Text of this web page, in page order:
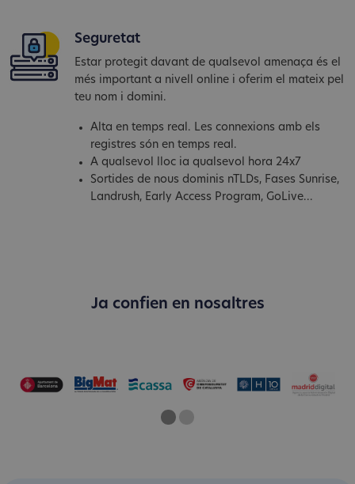
Seguretat
Estar protegit davant de qualsevol amenaça és el
més important a nivell online i oferim el mateix pel
teu nom i domini.
Alta en temps real. Les connexions amb els
registres són en temps real.
A qualsevol lloc ia qualsevol hora 24x7
Sortides de nous dominis nTLDs, Fases Sunrise,
Landrush, Early Access Program, GoLive...
Ja confien en nosaltres
One
Current Slide
Two